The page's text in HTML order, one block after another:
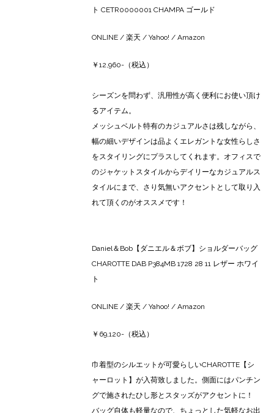
ト CETR0000001 CHAMPA ゴールド
ONLINE/ 楽天 / Yahoo! / Amazon
￥12,960-（税込）
シーズンを問わず、汎用性が高く便利にお使い頂け
るアイテム。
メッシュベルト特有のカジュアルさは残しながら、
幅の細いデザインは品よくエレガントな女性らしさ
をスタイリングにプラスしてくれます。オフィスで
のジャケットスタイルからデイリーなカジュアルス
タイルにまで、さり気無いアクセントとして取り入
れて頂くのがオススメです！
Daniel＆Bob【ダニエル＆ボブ】ショルダーバッグ
CHAROTTE DAB P384MB 1728 28 11 レザー ホワイ
ト
ONLINE/ 楽天 / Yahoo! / Amazon
￥69,120-（税込）
巾着型のシルエットが可愛らしいCHAROTTE【シ
ャーロット】が入荷致しました。側面にはパンチン
グで施されたひし形とスタッズがアクセントに！
バッグ自体も軽量なので、ちょっとした気軽なお出